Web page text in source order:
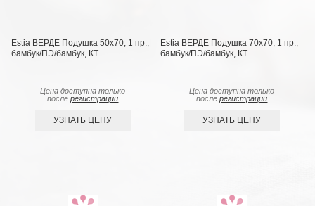
Estia ВЕРДЕ Подушка 50х70, 1 пр.,
бамбук/ПЭ/бамбук, КТ
Цена доступна только
послерегистрации
УЗНАТЬ ЦЕНУ
Estia ВЕРДЕ Подушка 70х70, 1 пр.,
бамбук/ПЭ/бамбук, КТ
Цена доступна только
послерегистрации
УЗНАТЬ ЦЕНУ